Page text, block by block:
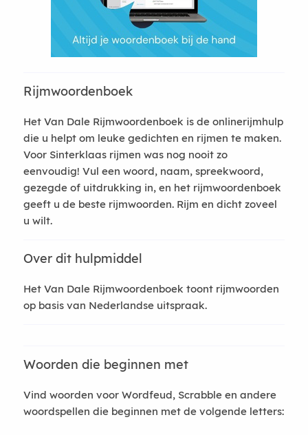
Rijmwoordenboek
Het Van Dale Rijmwoordenboek is de onlinerijmhulp
die u helpt om leuke gedichten en rijmen te maken.
Voor Sinterklaas rijmen was nog nooit zo
eenvoudig! Vul een woord, naam, spreekwoord,
gezegde of uitdrukking in, en het rijmwoordenboek
geeft u de beste rijmwoorden. Rijm en dicht zoveel
u wilt.
Over dit hulpmiddel
Het Van Dale Rijmwoordenboek toont rijmwoorden
op basis van Nederlandse uitspraak.
Woorden die beginnen met
Vind woorden voor Wordfeud, Scrabble en andere
woordspellen die beginnen met de volgende letters: